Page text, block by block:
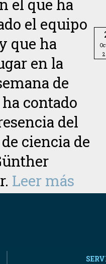
el que ha
el equipo
que ha
en la
de
contado
del
ciencia de
Leer más